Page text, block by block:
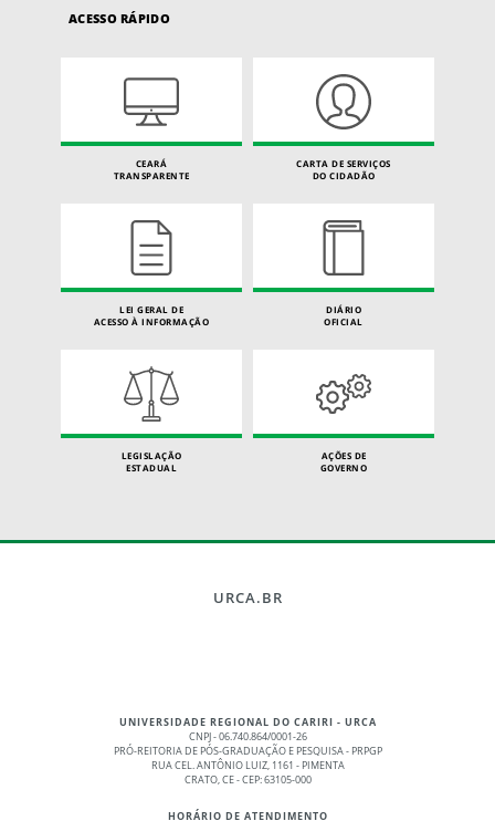
ACESSO RÁPIDO
CEARÁ
TRANSPARENTE
CARTA DE SERVIÇOS
DO CIDADÃO
LEI GERAL DE
ACESSO À INFORMAÇÃO
DIÁRIO
OFICIAL
LEGISLAÇÃO
ESTADUAL
AÇÕES DE
GOVERNO
URCA.BR
UNIVERSIDADE REGIONAL DO CARIRI - URCA
CNPJ - 06.740.864/0001-26
PRÓ-REITORIA DE PÓS-GRADUAÇÃO E PESQUISA - PRPGP
RUA CEL. ANTÔNIO LUIZ, 1161 - PIMENTA
CRATO, CE - CEP: 63105-000
HORÁRIO DE ATENDIMENTO